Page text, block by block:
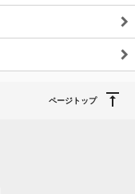
ページトップ